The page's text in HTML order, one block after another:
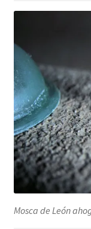
Mosca de León